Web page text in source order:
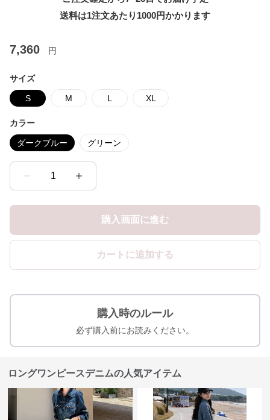
送料は1注文あたり 1000円かかります
7,360 円
サイズ
S M L XL
カラー
ダークブルー グリーン
1
購入画面に進む
カートに追加する
購入時のルール
必ず購入前にお読みください。
ロングワンピースデニムの人気アイテム